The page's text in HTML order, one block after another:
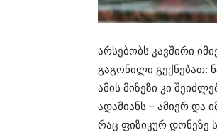
არსებობს კავშირი
გაგონილი გექნებათ:
ამის მიზეზი კი
ადამიანს – ამიერ და
რაც ფიზიკურ დონეზე